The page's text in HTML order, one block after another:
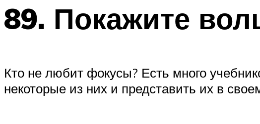
89. Покажите
Кто не любит фокусы? Есть много
некоторые из них и представить их в